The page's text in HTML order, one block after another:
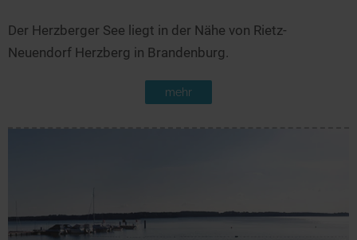
Der Herzberger See liegt in der Nähe von Rietz-
Neuendorf Herzberg in Brandenburg.
mehr